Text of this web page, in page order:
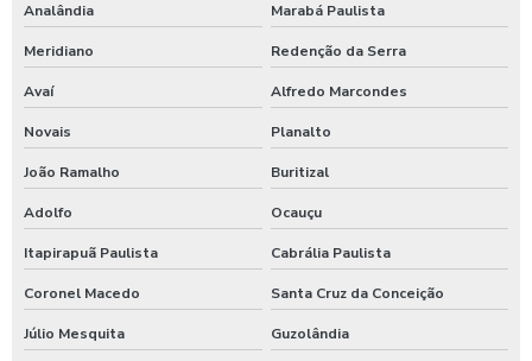
Analândia Marabá Paulista
Meridiano Redenção da Serra
Avaí Alfredo Marcondes
Novais Planalto
João Ramalho Buritizal
Adolfo Ocauçu
Itapirapuã Paulista Cabrália Paulista
Coronel Macedo Santa Cruz da Conceição
Júlio Mesquita Guzolândia